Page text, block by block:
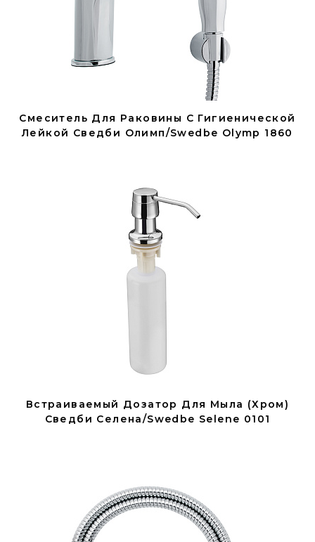
Смеситель Для Раковины С Гигиенической
Лейкой Сведби Олимп/Swedbe Olymp 1860
Встраиваемый Дозатор Для Мыла (хром)
Сведби Селена/Swedbe Selene 0101